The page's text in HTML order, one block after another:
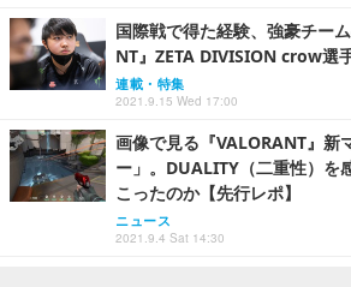
国際戦で得た経験、強豪チー
NT』ZETA DIVISION crow選
連載・特集
2021.9.15 Wed 17:00
画像で見る『VALORANT』新
ー」。DUALITY（二重性）を
こったのか【先行レポ】
ニュース
2021.9.4 Sat 14:30